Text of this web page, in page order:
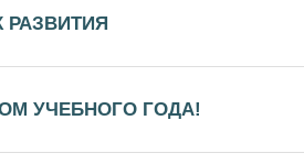
РАЗВИТИЯ
УЧЕБНОГО ГОДА!